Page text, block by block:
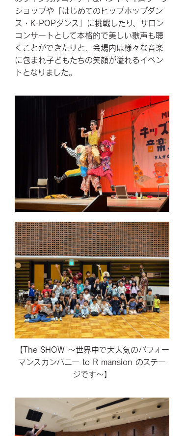
ショップや「はじめてのヒップホップダン
ス・K-POPダンス」に挑戦したり、サロン
コンサートとして本格的で美しい歌声も聴
くことができたりと、会場内は様々な音楽
に包まれ子どもたちの笑顔が溢れるイベン
トとなりました。
【The SHOW ～世界中で大人気のパフォー
マンスカンパニー to R mansion のステー
ジです～】